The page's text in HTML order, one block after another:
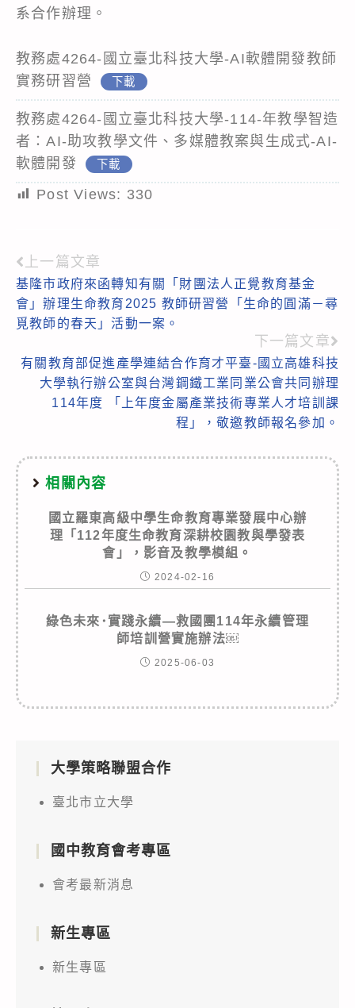
系合作辦理。
教務處4264-國立臺北科技大學-AI軟體開發教師
實務研習營
下載
教務處4264-國立臺北科技大學-114-年教學智造
者：AI-助攻教學文件、多媒體教案與生成式-AI-
軟體開發
下載
Post Views: 330
Read
more
articles
上一篇文章
基隆市政府來函轉知有關「財團法人正覺教育基金
會」辦理生命教育2025 教師研習營「生命的圓滿－尋
覓教師的春天」活動一案。
下一篇文章
有關教育部促進產學連結合作育才平臺-國立高雄科技
大學執行辦公室與台灣鋼鐵工業同業公會共同辦理
114年度 「上年度金屬產業技術專業人才培訓課
程」，敬邀教師報名參加。
相關內容
國立羅東高級中學生命教育專業發展中心辦
理「112年度生命教育深耕校園教與學發表
會」，影音及教學模組。
2024-02-16
綠色未來･實踐永續—救國團114年永續管理
師培訓營實施辦法￼
2025-06-03
大學策略聯盟合作
臺北市立大學
國中教育會考專區
會考最新消息
新生專區
新生專區